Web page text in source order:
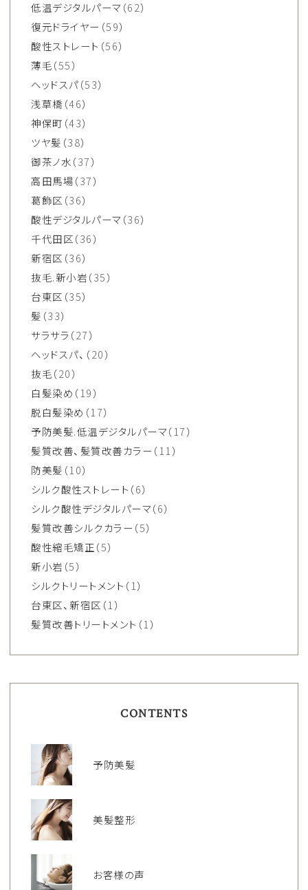
低温デジタルパーマ （62）
復元ドライヤー （59）
酸性ストレート （56）
薄毛（55）
ヘッドスパ（53）
浅草橋 （46）
神保町 （43）
ツヤ髪 （38）
御茶ノ水（37）
高田馬場（37）
葛飾区 （36）
酸性デジタルパーマ （36）
千代田区（36）
新宿区 （36）
抜毛.新小岩（35）
台東区 （35）
髪 （33）
サラサラ （27）
ヘッドスパ、 （20）
抜毛（20）
白髪染め （19）
脱白髪染め （17）
予防美髪.低温デジタルパーマ（17）
髪質改善、髪質改善カラー （11）
防美髪 （10）
シルク酸性ストレート （6）
シルク酸性デジタルパーマ（6）
髪質改善シルクカラー （5）
酸性縮毛矯正（5）
新小岩 （5）
シルクトリートメント （1）
台東区、新宿区 （1）
髪質改善トリートメント （1）
CONTENTS
予防美髪
美髪整形
お客様の声